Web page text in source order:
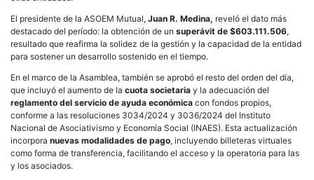
El presidente de la ASOEM Mutual, Juan R. Medina, reveló el dato más
destacado del período: la obtención de un superávit de $603.111.506,
resultado que reafirma la solidez de la gestión y la capacidad de la entidad
para sostener un desarrollo sostenido en el tiempo.
En el marco de la Asamblea, también se aprobó el resto del orden del día,
que incluyó el aumento de la cuota societaria y la adecuación del
reglamento del servicio de ayuda económica con fondos propios,
conforme a las resoluciones 3034/2024 y 3036/2024 del Instituto
Nacional de Asociativismo y Economía Social (INAES). Esta actualización
incorpora nuevas modalidades de pago, incluyendo billeteras virtuales
como forma de transferencia, facilitando el acceso y la operatoria para las
y los asociados.